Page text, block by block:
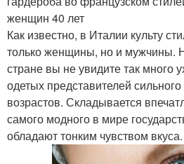
женщин 40 лет
Как известно, в Италии культу
только женщины, но и мужчины.
стране вы не увидите так много
одетых представителей
возрастов. Складывается
самого модного в мире
обладают тонким чувством вкуса.